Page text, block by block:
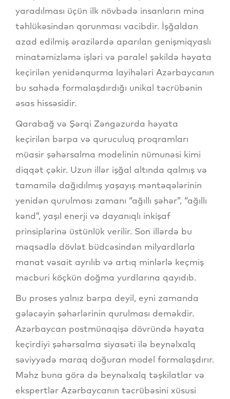
yaradılması üçün ilk növbədə insanların mina
təhlükəsindən qorunması vacibdir. İşğaldan
azad edilmiş ərazilərdə aparılan genişmiqyaslı
minatəmizləmə işləri və paralel şəkildə həyata
keçirilən yenidənqurma layihələri Azərbaycanın
bu sahədə formalaşdırdığı unikal təcrübənin
əsas hissəsidir.
Qarabağ və Şərqi Zəngəzurda həyata
keçirilən bərpa və quruculuq proqramları
müasir şəhərsalma modelinin nümunəsi kimi
diqqət çəkir. Uzun illər işğal altında qalmış və
tamamilə dağıdılmış yaşayış məntəqələrinin
yenidən qurulması zamanı “ağıllı şəhər”, “ağıllı
kənd”, yaşıl enerji və dayanıqlı inkişaf
prinsiplərinə üstünlük verilir. Son illərdə bu
məqsədlə dövlət büdcəsindən milyardlarla
manat vəsait ayrılıb və artıq minlərlə keçmiş
məcburi köçkün doğma yurdlarına qayıdıb.
Bu proses yalnız bərpa deyil, eyni zamanda
gələcəyin şəhərlərinin qurulması deməkdir.
Azərbaycan postmünaqişə dövründə həyata
keçirdiyi şəhərsalma siyasəti ilə beynəlxalq
səviyyədə maraq doğuran model formalaşdırır.
Məhz buna görə də beynəlxalq təşkilatlar və
ekspertlər Azərbaycanın təcrübəsini xüsusi